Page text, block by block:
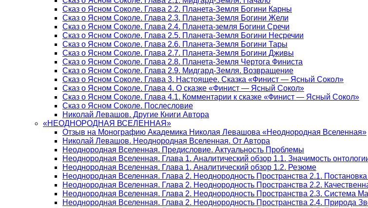
Сказ о Ясном Соколе. Глава 2.2. Планета-Земля Богини Карны
Сказ о Ясном Соколе. Глава 2.3. Планета-Земля Богини Жели
Сказ о Ясном Соколе. Глава 2.4. Планета-земля Богини Сречи
Сказ о Ясном Соколе. Глава 2.5. Планета-Земля Богини Несречии
Сказ о Ясном Соколе. Глава 2.6. Планета-Земля Богини Тары
Сказ о Ясном Соколе. Глава 2.7. Планета-Земля Богини Дживы
Сказ о Ясном Соколе. Глава 2.8. Планета-Земля Чертога Финиста
Сказ о Ясном Соколе. Глава 2.9. Мидгард-Земля. Возвращение
Сказ о Ясном Соколе. Глава 3. Настоящее. Сказка «Финист — Ясный Сокол»
Сказ о Ясном Соколе. Глава 4. О сказке «Финист — Ясный Сокол»
Сказ о Ясном Соколе. Глава 4.1. Комментарии к сказке «Финист — Ясный Сокол»
Сказ о Ясном Соколе. Послесловие
Николай Левашов. Другие Книги Автора
«НЕОДНОРОДНАЯ ВСЕЛЕННАЯ»
Отзыв на Монографию Академика Николая Левашова «Неоднородная Вселенная»
Николай Левашов. Неоднородная Вселенная. От Автора
Неоднородная Вселенная. Предисловие. Актуальность Проблемы
Неоднородная Вселенная. Глава 1. Аналитический обзор 1.1. Значимость
Неоднородная Вселенная. Глава 1. Аналитический обзор 1.2. Резюме
Неоднородная Вселенная. Глава 2. Неоднородность Пространства 2.1.
Неоднородная Вселенная. Глава 2. Неоднородность Пространства 2.2.
Неоднородная Вселенная. Глава 2. Неоднородность Пространства 2.3. Система
Неоднородная Вселенная. Глава 2. Неоднородность Пространства 2.4. Природа